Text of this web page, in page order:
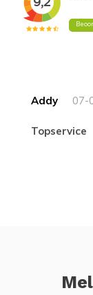
Addy 07-
topservice